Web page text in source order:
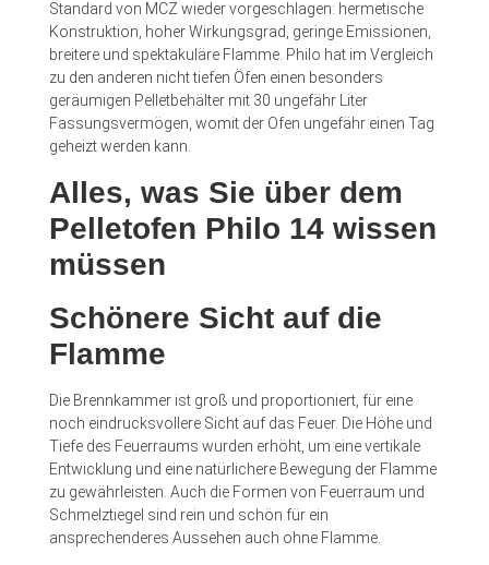
Standard von MCZ wieder vorgeschlagen: hermetische
Konstruktion, hoher Wirkungsgrad, geringe Emissionen,
breitere und spektakuläre Flamme. Philo hat im Vergleich
zu den anderen nicht tiefen Öfen einen besonders
geräumigen Pelletbehälter mit 30 ungefähr Liter
Fassungsvermögen, womit der Ofen ungefähr einen Tag
geheizt werden kann.
Alles, was Sie über dem
Pelletofen Philo 14 wissen
müssen
Schönere Sicht auf die
Flamme
Die Brennkammer ist groß und proportioniert, für eine
noch eindrucksvollere Sicht auf das Feuer. Die Höhe und
Tiefe des Feuerraums wurden erhöht, um eine vertikale
Entwicklung und eine natürlichere Bewegung der Flamme
zu gewährleisten. Auch die Formen von Feuerraum und
Schmelztiegel sind rein und schön für ein
ansprechenderes Aussehen auch ohne Flamme.